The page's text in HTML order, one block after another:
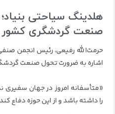
هلدینگ سیاحتی
صنعت گردشگری کشور
حرمت‌الله رفیعی، رئیس انجمن
اشاره به ضرورت تحول صنعت
«متأسفانه امروز در جهان
را داشته باشد و از این حوزه دفاع